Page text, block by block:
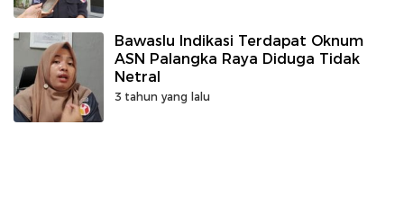
Bawaslu Indikasi Terdapat Oknum
ASN Palangka Raya Diduga Tidak
Netral
3 tahun yang lalu